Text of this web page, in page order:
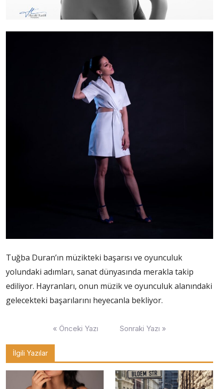
Tuğba Duran’ın müzikteki başarısı ve oyunculuk
yolundaki adımları, sanat dünyasında merakla takip
ediliyor. Hayranları, onun müzik ve oyunculuk alanındaki
gelecekteki başarılarını heyecanla bekliyor.
« Önceki Yazı Sonraki Yazı »
İlgili Yazılar